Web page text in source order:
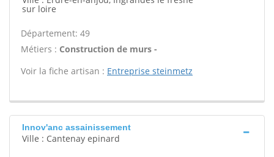
sur loire
Département: 49
Métiers : Construction de murs -
Voir la fiche artisan : Entreprise steinmetz
Innov'anc assainissement
Ville : Cantenay epinard